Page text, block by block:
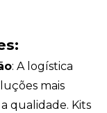
: A logística
mais
qualidade. Kits